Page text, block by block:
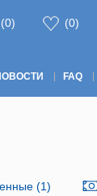
(0) (0)
FAQ
(1)